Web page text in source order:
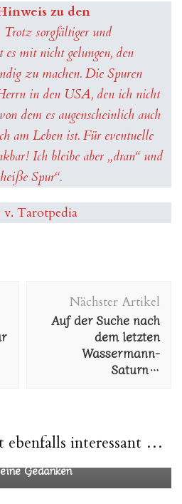
zu den
Trotz sorgfältiger und
es mit nicht gelungen, den
zu machen. Die Spuren
in den USA, den ich nicht
dem es augenscheinlich auch
am Leben ist. Für eventuelle
Ich bleibe aber „dran“ und
Spur“.
v. Tarotpedia
Nächster Artikel
Auf der Suche nach
dem letzten
Wassermann-
Saturn…
ebenfalls interessant …
Gedanken